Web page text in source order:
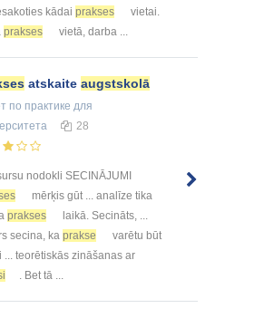
kādai prakses
vietai.
prakses vietā, darba ...
atskaite augstskolā
по практике для
28
nodokli SECINĀJUMI
mērķis gūt ... analīze tika
prakses
laikā. Secināts, ...
secina, ka prakse
varētu būt
... teorētiskās zināšanas ar
. Bet tā ...